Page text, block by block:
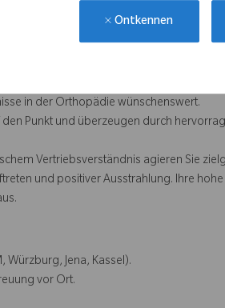
Ontkennen
in der Orthopädie (Knie- und
Verhandlungsgeschick.
DRGs) oder Erfahrung im Klinikgeschäft.
in der Orthopädie wünschenswert.
Punkt und überzeugen durch
Vertriebsverständnis agieren Sie
und positiver Ausstrahlung. Ihre hohe
Würzburg, Jena, Kassel).
vor Ort.